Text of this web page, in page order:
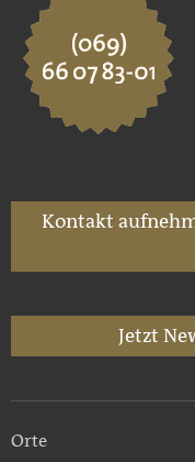
Kontakt
Jetzt
Orte